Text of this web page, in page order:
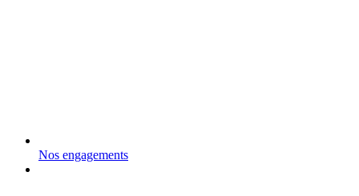
Nos engagements